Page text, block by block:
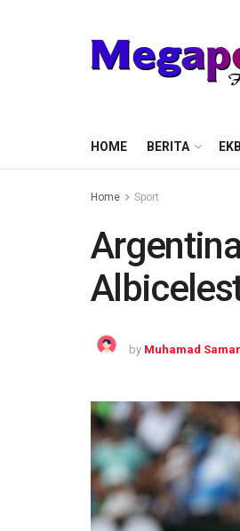
HOME BERITA
Home Sport
by Muhamad